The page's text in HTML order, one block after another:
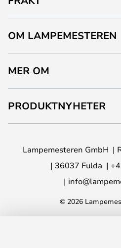
OM LAMPEMESTEREN
MER OM
PRODUKTNYHETER
Lampemesteren GmbH
36037 Fulda
© 2026